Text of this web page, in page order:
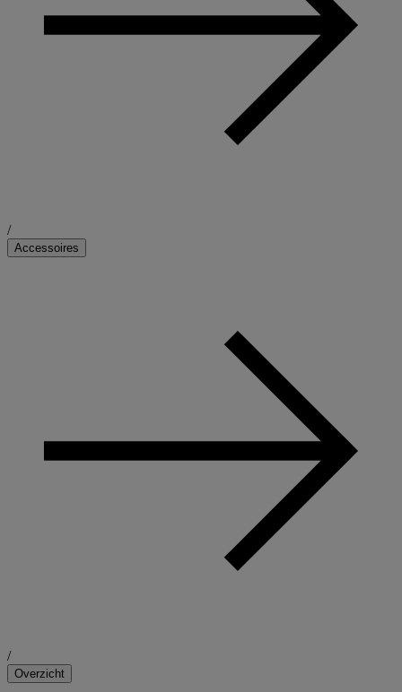
/
Accessoires
/
Overzicht